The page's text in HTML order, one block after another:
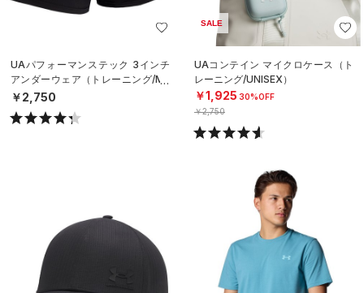
UAパフォーマンステック 3インチ
アンダーウェア（トレーニング/ME
N）
￥2,750
SALE
UAコンテイン マイクロケース（ト
レーニング/UNISEX）
￥1,925 30%OFF
￥2,750